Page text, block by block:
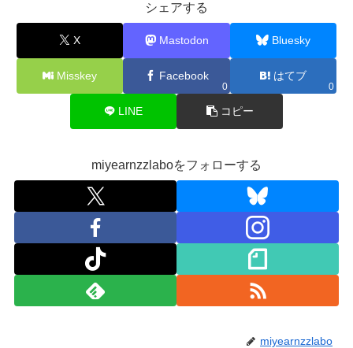
シェアする
X Mastodon Bluesky
Misskey Facebook
0
はてブ
0
LINE コピー
miyearnzzlaboをフォローする
miyearnzzlabo